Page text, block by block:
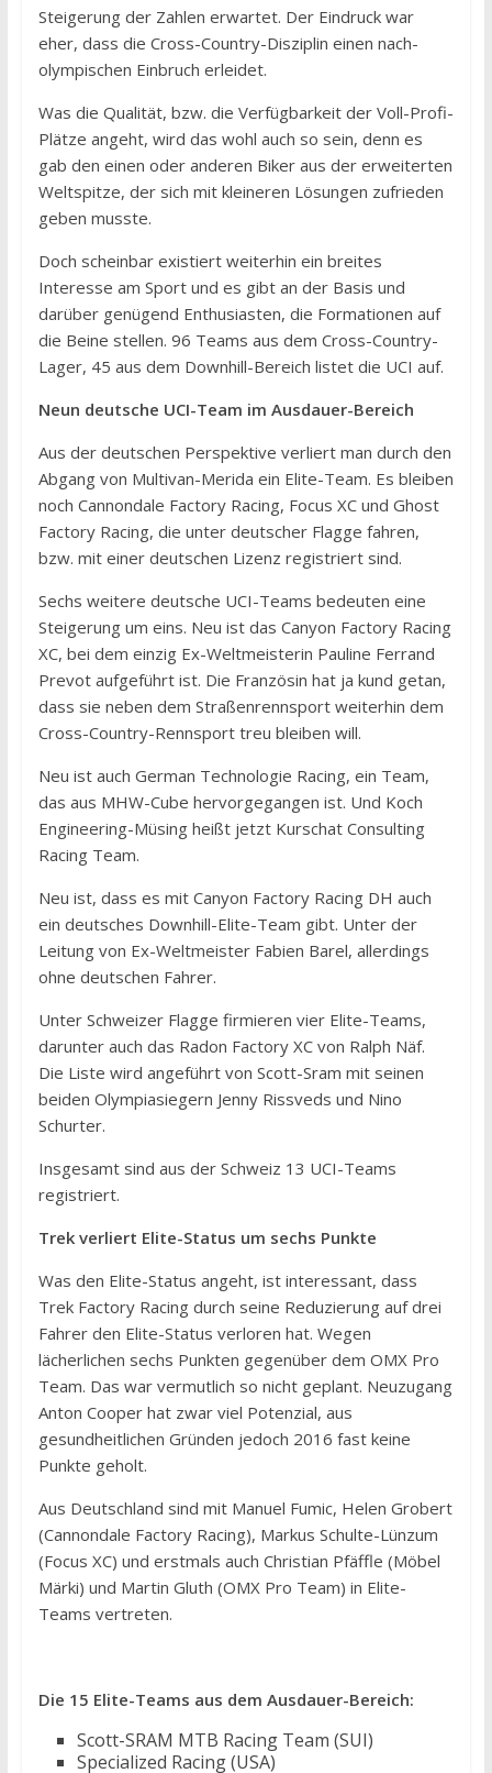
Steigerung der Zahlen erwartet. Der Eindruck war
eher, dass die Cross-Country-Disziplin einen nach-
olympischen Einbruch erleidet.
Was die Qualität, bzw. die Verfügbarkeit der Voll-Profi-
Plätze angeht, wird das wohl auch so sein, denn es
gab den einen oder anderen Biker aus der erweiterten
Weltspitze, der sich mit kleineren Lösungen zufrieden
geben musste.
Doch scheinbar existiert weiterhin ein breites
Interesse am Sport und es gibt an der Basis und
darüber genügend Enthusiasten, die Formationen auf
die Beine stellen. 96 Teams aus dem Cross-Country-
Lager, 45 aus dem Downhill-Bereich listet die UCI auf.
Neun deutsche UCI-Team im Ausdauer-Bereich
Aus der deutschen Perspektive verliert man durch den
Abgang von Multivan-Merida ein Elite-Team. Es bleiben
noch Cannondale Factory Racing, Focus XC und Ghost
Factory Racing, die unter deutscher Flagge fahren,
bzw. mit einer deutschen Lizenz registriert sind.
Sechs weitere deutsche UCI-Teams bedeuten eine
Steigerung um eins. Neu ist das Canyon Factory Racing
XC, bei dem einzig Ex-Weltmeisterin Pauline Ferrand
Prevot aufgeführt ist. Die Französin hat ja kund getan,
dass sie neben dem Straßenrennsport weiterhin dem
Cross-Country-Rennsport treu bleiben will.
Neu ist auch German Technologie Racing, ein Team,
das aus MHW-Cube hervorgegangen ist. Und Koch
Engineering-Müsing heißt jetzt Kurschat Consulting
Racing Team.
Neu ist, dass es mit Canyon Factory Racing DH auch
ein deutsches Downhill-Elite-Team gibt. Unter der
Leitung von Ex-Weltmeister Fabien Barel, allerdings
ohne deutschen Fahrer.
Unter Schweizer Flagge firmieren vier Elite-Teams,
darunter auch das Radon Factory XC von Ralph Näf.
Die Liste wird angeführt von Scott-Sram mit seinen
beiden Olympiasiegern Jenny Rissveds und Nino
Schurter.
Insgesamt sind aus der Schweiz 13 UCI-Teams
registriert.
Trek verliert Elite-Status um sechs Punkte
Was den Elite-Status angeht, ist interessant, dass
Trek Factory Racing durch seine Reduzierung auf drei
Fahrer den Elite-Status verloren hat. Wegen
lächerlichen sechs Punkten gegenüber dem OMX Pro
Team. Das war vermutlich so nicht geplant. Neuzugang
Anton Cooper hat zwar viel Potenzial, aus
gesundheitlichen Gründen jedoch 2016 fast keine
Punkte geholt.
Aus Deutschland sind mit Manuel Fumic, Helen Grobert
(Cannondale Factory Racing), Markus Schulte-Lünzum
(Focus XC) und erstmals auch Christian Pfäffle (Möbel
Märki) und Martin Gluth (OMX Pro Team) in Elite-
Teams vertreten.
Die 15 Elite-Teams aus dem Ausdauer-Bereich:
Scott-SRAM MTB Racing Team (SUI)
Specialized Racing (USA)